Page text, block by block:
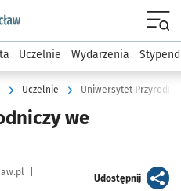
podserwis: Akademicki
Uczelnie Wydarzenia
Uczelnie Uniwersytet
we
Udostępnijartykuł